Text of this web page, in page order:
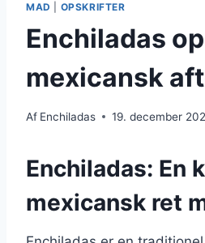
MAD OPSKRIFTER
Enchiladas
mexicansk
Af Enchiladas 19. december
Enchiladas: En
mexicansk ret